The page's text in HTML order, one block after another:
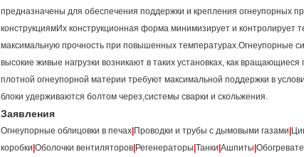
предназначены для обеспечения поддержки и крепления огнеупорных
конструкциямИх конструкционная форма минимизирует и контролирует
максимальную прочность при повышенных температурах.Огнеупорные
высокие живые нагрузки возникают в таких установках, как
плотной огнеупорной материи требуют максимальной поддержки в
блоки удерживаются болтом через,системы сварки и скольжения.
Заявления
Огнеупорные облицовки в печах Проводки и трубы с дымовыми газами
коробки Оболочки вентиляторов Регенераторы Танки Ашпиты